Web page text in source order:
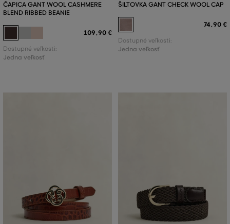
ČAPICA GANT WOOL CASHMERE
BLEND RIBBED BEANIE
109,90 €
Dostupné veľkosti:
Jedna veľkosť
ŠILTOVKA GANT CHECK WOOL CAP
74,90 €
Dostupné veľkosti:
Jedna veľkosť